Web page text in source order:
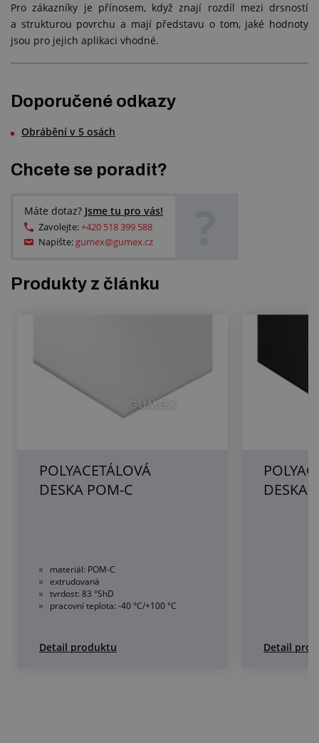
Pro zákazníky je přínosem, když znají rozdíl mezi drsností
a strukturou povrchu a mají představu o tom, jaké hodnoty
jsou pro jejich aplikaci vhodné.
Doporučené odkazy
Obrábění v 5 osách
Chcete se poradit?
Máte dotaz? Jsme tu pro vás!
Zavolejte:+420 518 399 588
Napište: gumex@gumex.cz
Produkty z článku
POLYACETÁLOVÁ
DESKA POM-C
materiál: POM-C
extrudovaná
tvrdost: 83 °ShD
pracovní teplota: -40 °C/+100 °C
Detail produktu
DESKA
Detail